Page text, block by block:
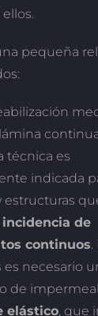
pequeña
técnica es
indicada
estructuras
incidencia de
continuos.
necesario
de
elástico, que